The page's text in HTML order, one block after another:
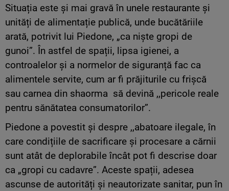
Situația este și mai gravă în unele restaurante și
unități de alimentație publică, unde bucătăriile
arată, potrivit lui Piedone, „ca niște gropi de
gunoi”. În astfel de spații, lipsa igienei, a
controalelor și a normelor de siguranță fac ca
alimentele servite, cum ar fi prăjiturile cu frișcă
sau carnea din shaorma să devină ,,pericole reale
pentru sănătatea consumatorilor”.
Piedone a povestit și despre ,,abatoare ilegale, în
care condițiile de sacrificare și procesare a cărnii
sunt atât de deplorabile încât pot fi descrise doar
ca „gropi cu cadavre”. Aceste spații, adesea
ascunse de autorități și neautorizate sanitar, pun în